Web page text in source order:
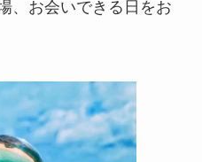
、お会いできる日をお